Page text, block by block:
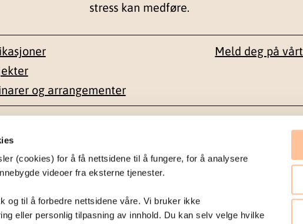
(cookies) for å få nettsidene til å fungere, for å analysere
videoer fra eksterne tjenester.
og til å forbedre nettsidene våre. Vi bruker ikke
eller personlig tilpasning av innhold. Du kan selv velge hvilke
stress kan medføre.
og arrangementer
Meld deg på
22 59 55 00
postmottak@nkvts.no